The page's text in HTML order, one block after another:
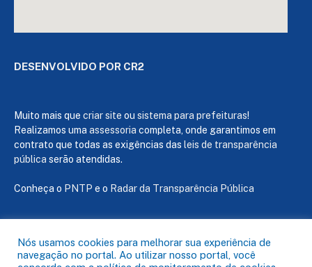
DESENVOLVIDO POR CR2
Muito mais que criar site ou sistema para prefeituras!
Realizamos uma assessoria completa, onde garantimos em
contrato que todas as exigências das leis de transparência
pública serão atendidas.
Conheça o PNTP e o Radar da Transparência Pública
Todos os direitos reservados a Câmara de Capanema
Nós usamos cookies para melhorar sua experiência de
navegação no portal. Ao utilizar nosso portal, você